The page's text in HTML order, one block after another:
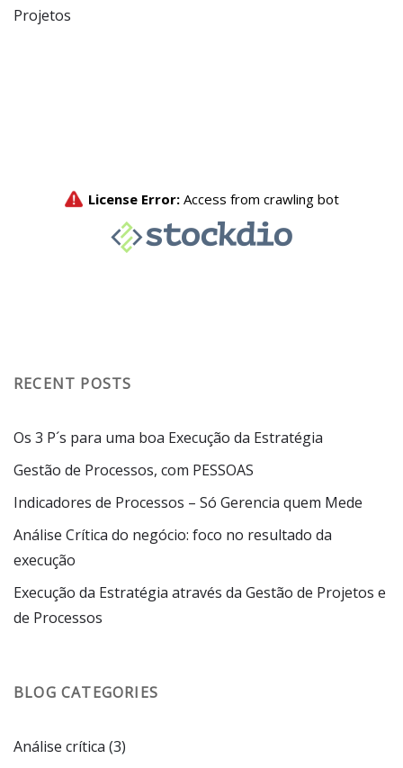
Projetos
RECENT POSTS
Os 3 P´s para uma boa Execução da Estratégia
Gestão de Processos, com PESSOAS
Indicadores de Processos – Só Gerencia quem Mede
Análise Crítica do negócio: foco no resultado da
execução
Execução da Estratégia através da Gestão de Projetos e
de Processos
BLOG CATEGORIES
Análise crítica (3)